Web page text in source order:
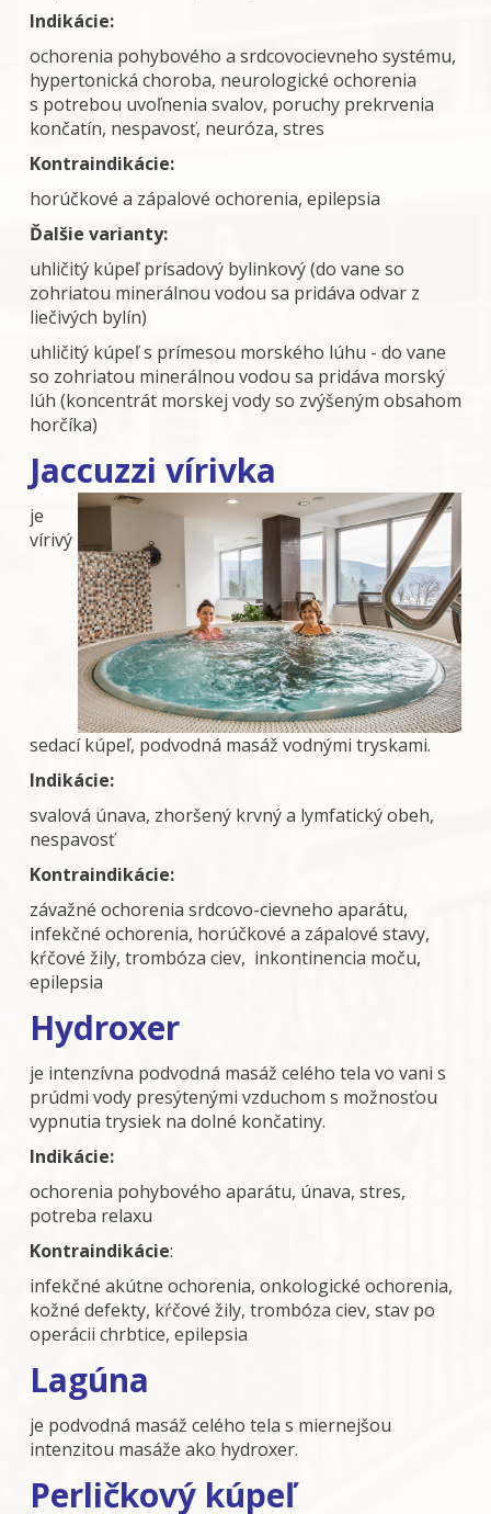
Indikácie:
ochorenia pohybového a srdcovocievneho systému,
hypertonická choroba, neurologické ochorenia
s potrebou uvoľnenia svalov, poruchy prekrvenia
končatín, nespavosť, neuróza, stres
Kontraindikácie:
horúčkové a zápalové ochorenia, epilepsia
Ďalšie varianty:
uhličitý kúpeľ prísadový bylinkový (do vane so
zohriatou minerálnou vodou sa pridáva odvar z
liečivých bylín)
uhličitý kúpeľ s prímesou morského lúhu - do vane
so zohriatou minerálnou vodou sa pridáva morský
lúh (koncentrát morskej vody so zvýšeným obsahom
horčíka)
Jaccuzzi vírivka
je
vírivý
sedací kúpeľ, podvodná masáž vodnými tryskami.
Indikácie:
svalová únava, zhoršený krvný a lymfatický obeh,
nespavosť
Kontraindikácie:
závažné ochorenia srdcovo-cievneho aparátu,
infekčné ochorenia, horúčkové a zápalové stavy,
kŕčové žily, trombóza ciev, inkontinencia moču,
epilepsia
Hydroxer
je intenzívna podvodná masáž celého tela vo vani s
prúdmi vody presýtenými vzduchom s možnosťou
vypnutia trysiek na dolné končatiny.
Indikácie:
ochorenia pohybového aparátu, únava, stres,
potreba relaxu
Kontraindikácie:
infekčné akútne ochorenia, onkologické ochorenia,
kožné defekty, kŕčové žily, trombóza ciev, stav po
operácii chrbtice, epilepsia
Lagúna
je podvodná masáž celého tela s miernejšou
intenzitou masáže ako hydroxer.
Perličkový kúpeľ